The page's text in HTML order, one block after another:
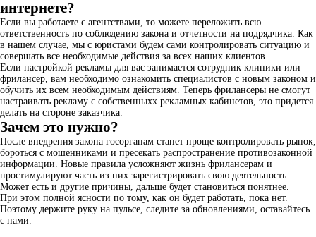
интернете?
Если вы работаете с агентствами, то можете переложить всю
ответственность по соблюдению закона и отчетности на подрядчика. Как
в нашем случае, мы с юристами будем сами контролировать ситуацию и
совершать все необходимые действия за всех наших клиентов.
Если настройкой рекламы для вас занимается сотрудник клиники или
фрилансер, вам необходимо ознакомить специалистов с новым законом и
обучить их всем необходимым действиям. Теперь фрилансеры не смогут
настраивать рекламу с собственныхх рекламных кабинетов, это придется
делать на стороне заказчика.
Зачем это нужно?
После внедрения закона госорганам станет проще контролировать рынок,
бороться с мошенниками и пресекать распространение противозаконной
информации. Новые правила усложняют жизнь фрилансерам и
простимулируют часть из них зарегистрировать свою деятельность.
Может есть и другие причины, дальше будет становиться понятнее.
При этом полной ясности по тому, как он будет работать, пока нет.
Поэтому держите руку на пульсе, следите за обновлениями, оставайтесь
с нами.